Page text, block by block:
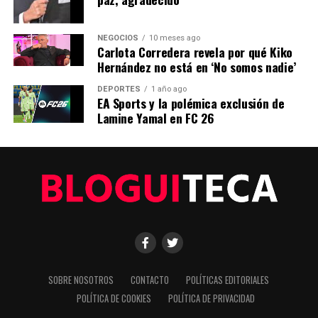
SIGUIENTE
Función de los dibujos en telarañas: un estudio revela su
misterio
ANTERIOR
Los chimpancés y su capacidad para cambiar de opinión
Editorial
Con años de experiencia en primera línea, buscamos los
hechos, los verificamos con rigor y contamos las historias que
una mirada atenta al detalle, abordamos la política, la cultura y
la tecnología con un análisis preciso y profundo. Cuando los
para abrirnos paso entre el ruido y ofrecerte claridad en
bandeja de plata.
NEGOCIOS 10 meses ago
Carlota Corredera revela por qué Kiko
Hernández no está en ‘No somos nadie’
DEPORTES 1 año ago
EA Sports y la polémica exclusión de
Lamine Yamal en FC 26
SOBRE NOSOTROS CONTACTO
POLÍTICAS EDITORIALES
POLÍTICA DE COOKIES
POLÍTICA DE PRIVACIDAD